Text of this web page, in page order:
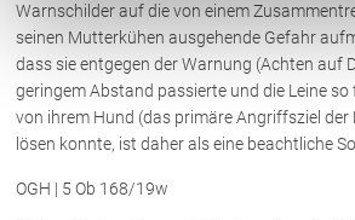
Warnschilder auf die von einem
seinen Mutterkühen ausgehende Gefahr
dass sie entgegen der Warnung (Achten auf
geringem Abstand passierte und die Leine so
von ihrem Hund (das primäre Angriffsziel
lösen konnte, ist daher als eine beachtliche
OGH | 5 Ob 168/19w